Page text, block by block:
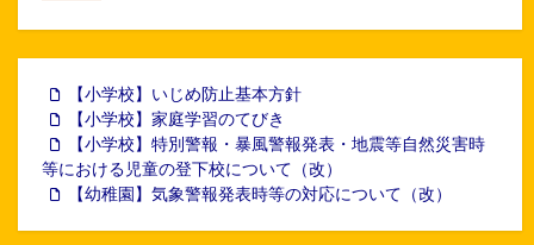
【小学校】いじめ防止基本方針
【小学校】家庭学習のてびき
【小学校】特別警報・暴風警報発表・地震等自然災害時
等における児童の登下校について（改）
【幼稚園】気象警報発表時等の対応について（改）